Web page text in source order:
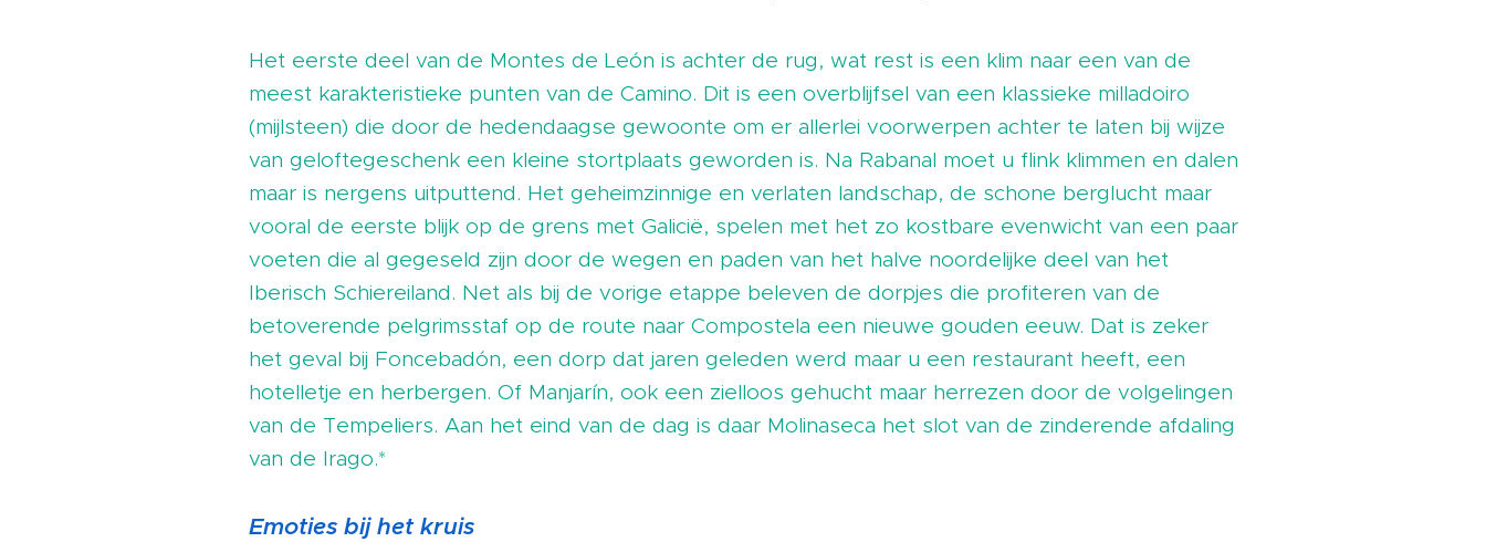
Het eerste deel van de Montes de León is achter de rug, wat rest is een klim naar een van de
meest karakteristieke punten van de Camino. Dit is een overblijfsel van een klassieke milladoiro
(mijlsteen) die door de hedendaagse gewoonte om er allerlei voorwerpen achter te laten bij wijze
van geloftegeschenk een kleine stortplaats geworden is. Na Rabanal moet u flink klimmen en dalen
maar is nergens uitputtend. Het geheimzinnige en verlaten landschap, de schone berglucht maar
vooral de eerste blijk op de grens met Galicië, spelen met het zo kostbare evenwicht van een paar
voeten die al gegeseld zijn door de wegen en paden van het halve noordelijke deel van het
Iberisch Schiereiland. Net als bij de vorige etappe beleven de dorpjes die profiteren van de
betoverende pelgrimsstaf op de route naar Compostela een nieuwe gouden eeuw. Dat is zeker
het geval bij Foncebadón, een dorp dat jaren geleden werd maar u een restaurant heeft, een
hotelletje en herbergen. Of Manjarín, ook een zielloos gehucht maar herrezen door de volgelingen
van de Tempeliers. Aan het eind van de dag is daar Molinaseca het slot van de zinderende afdaling
van de Irago.*
Emoties bij het kruis